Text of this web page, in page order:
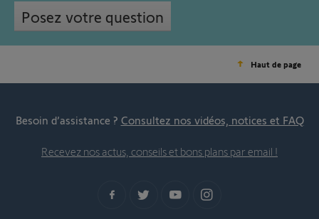
Posez votre question
Haut de page
Besoin d’assistance ? Consultez nos vidéos, notices et FAQ
Recevez nos actus, conseils et bons plans par email !